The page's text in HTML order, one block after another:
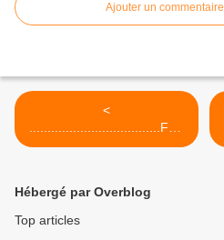
Ajouter un commentaire
<
....................................FET
E DE LA RANDONNEE- St
Hébergé par Overblog
Top articles